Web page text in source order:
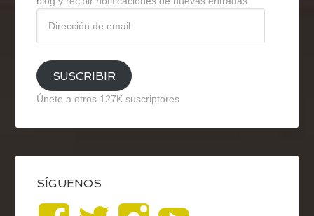
email
SUSCRIBIR
Únete a otros 127K suscriptores
SÍGUENOS